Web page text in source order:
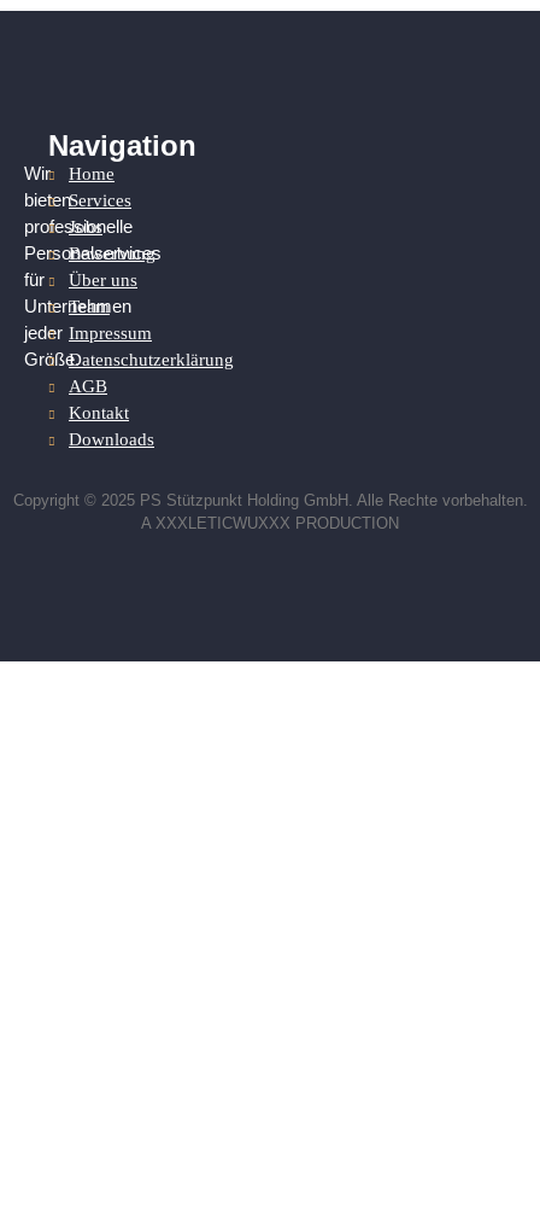
Wir
bieten
professionelle
Personalservices
für
Unternehmen
jeder
Größe.
Navigation
Home
Services
Jobs
Bewerbung
Über uns
Team
Impressum
Datenschutzerklärung
AGB
Kontakt
Downloads
Copyright © 2025 PS Stützpunkt Holding GmbH. Alle Rechte vorbehalten.
A XXXLETICWUXXX PRODUCTION